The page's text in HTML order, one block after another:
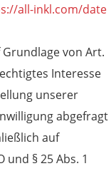
all-inkl.com/date
von Art.
Interesse
unserer
abgefragt
auf
und § 25 Abs. 1